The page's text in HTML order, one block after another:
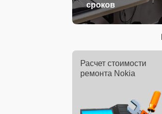
сроков
Расчет стоимости
ремонта Nokia